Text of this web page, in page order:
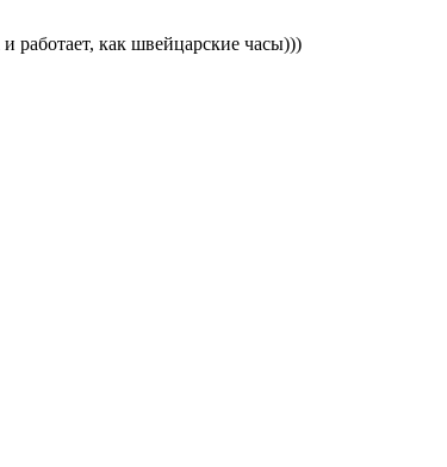
работает, как швейцарские часы)))